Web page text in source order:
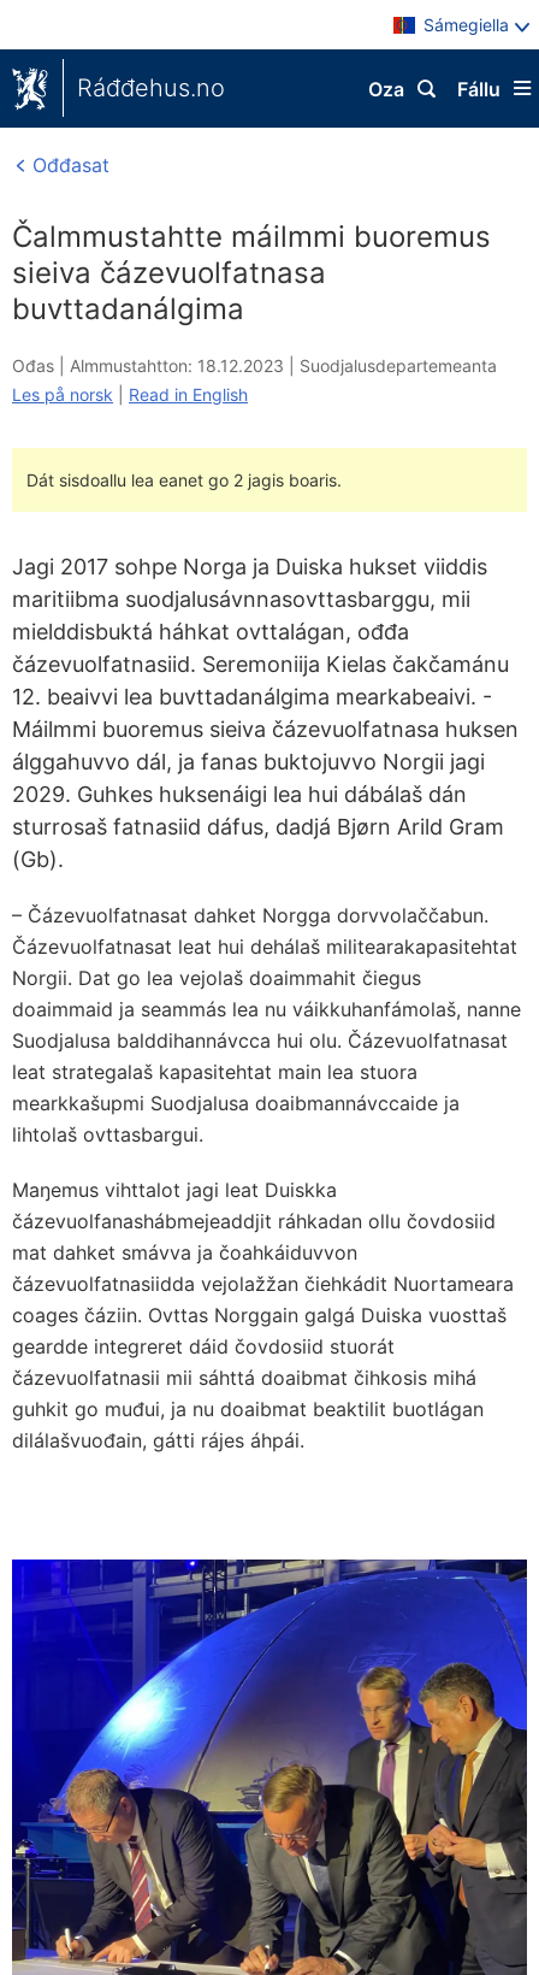
Sámegiella
Ráđđehus.no Fállu
Oza
Ođđasat
Čalmmustahtte máilmmi buoremus
sieiva čázevuolfatnasa
buvttadanálgima
Ođas | Almmustahtton: 18.12.2023
Suodjalusdepartemeanta
Les på norsk
Read in English
Dát sisdoallu lea eanet go 2 jagis boaris.
Jagi 2017 sohpe Norga ja Duiska hukset viiddis
maritiibma suodjalusávnnasovttasbarggu, mii
mielddisbuktá háhkat ovttalágan, ođđa
čázevuolfatnasiid. Seremoniija Kielas čakčamánu
12. beaivvi lea buvttadanálgima mearkabeaivi. -
Máilmmi buoremus sieiva čázevuolfatnasa huksen
álggahuvvo dál, ja fanas buktojuvvo Norgii jagi
2029. Guhkes huksenáigi lea hui dábálaš dán
sturrosaš fatnasiid dáfus, dadjá Bjørn Arild Gram
(Gb).
– Čázevuolfatnasat dahket Norgga dorvvolaččabun.
Čázevuolfatnasat leat hui dehálaš militearakapasitehtat
Norgii. Dat go lea vejolaš doaimmahit čiegus
doaimmaid ja seammás lea nu váikkuhanfámolaš, nanne
Suodjalusa balddihannávcca hui olu. Čázevuolfatnasat
leat strategalaš kapasitehtat main lea stuora
mearkkašupmi Suodjalusa doaibmannávccaide ja
lihtolaš ovttasbargui.
Maŋemus vihttalot jagi leat Duiskka
čázevuolfanashábmejeaddjit ráhkadan ollu čovdosiid
mat dahket smávva ja čoahkáiduvvon
čázevuolfatnasiidda vejolažžan čiehkádit Nuortameara
coages čáziin. Ovttas Norggain galgá Duiska vuosttaš
geardde integreret dáid čovdosiid stuorát
čázevuolfatnasii mii sáhttá doaibmat čihkosis mihá
guhkit go muđui, ja nu doaibmat beaktilit buotlágan
dilálašvuođain, gátti rájes áhpái.